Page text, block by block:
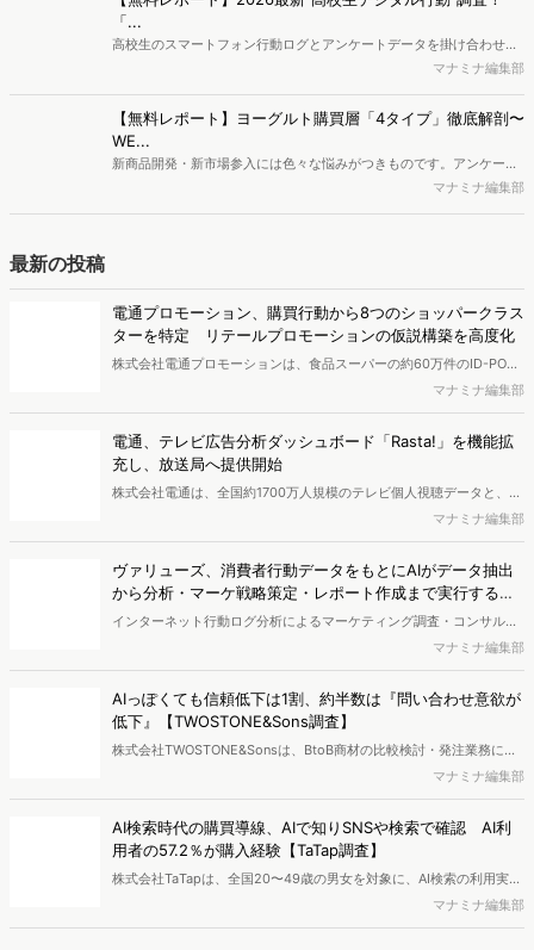
エンジン「Dockpit（ドックピット）」の新機能として、AIが市場分
析から仮説構築、レポート作成までを自律的にサポートする
「Dockpit AIエージェント」の提供を開始いたしました。
【無料レポート】シャンプー市場動向調査｜2025年を振り
返り！ 「高機能×中価格」へのシフト・次なるトレンドの
近年、消費者の髪や頭皮への興味関心が高まる中、シャンプーへの支
出額は増加傾向にあります。本レポートでは、独自のWeb行動ログデ
ータをもとに2025年のシャンプー市場を分析しました。その結果、
検討段階において、高い外部評価（口コミやベストコスメ受賞など）
と優れた機能性を両立した「中価格帯の新興ブランド」へ支持がシフ
トしている実態が明らかとなりました。また、長年の実績とステータ
新藤 英俊
直感を「勝てる戦略仮説」へ翻訳する。積水ハウス イノコ
ム流・理論×実践ツール活用法
積水ハウス イノベーション＆コミュニケーション株式会社の日ノ澤恵
リユース市場は拡大を続けており、不要になったモノの売却は身近な
どのような人なのでしょうか。今回は「買取」検索者の検索キーワー
ドや属性、興味関心を分析し、買取サービスを利用する消費者像を探
りました。
近年、コンビニ各社では価格据え置きで内容量を増やす「増量キャン
いお得感を訴求できる施策として、消費者からの関心も高まっている
ようです。一方で、増量キャンペーンは単なる節約ニーズだけでな
く、新商品や話題性への関心とも結びついている可能性があります。
本記事では、検索データや行動データをもとに、コンビニ各社の取り
組みと関心者の特徴を分析し、増量キャンペーンが支持される背景を
探ります。
独自の競合サイト分析やキーワード分析ができる、
Dockpi...
消費者ニーズが多様化する中、マーケティングの企画立案を進める上
で、競合分析や消費者分析の重要性がより高まっています。Web行動
ログ分析ツール「Dockpit（ドックピット）」では、消費者Web行動
データを活用し、Web上の消費者行動を起点とした競合サイト分析や
消費者分析が可能です。今回はDockpitならではの利便性の高い機能
マナミナ編集部
【無料レポート】AI時代の検索流入実態とは？成果につな
がる...
自然検索の数は減っていないが、「ゼロクリック検索」（検索はする
がページには流入しない）の割合が増加しているのが、AI時代の検索
制作するにはどうするべきなのでしょうか。本レポートはこのような
疑問をお抱えのSEO・Webマーケティングご担当者様におすすめの内
容となっています。※本レポートは記事のフォームから無料でダウン
マナミナ編集部
【無料レポート】2026最新"高校生デジタル行動"調査！
「...
高校生のスマートフォン行動ログとアンケートデータを掛け合わせ、
最新の若年層（高校生）におけるデジタル行動実態やSNSの利用傾向
に関する分析をおこないました。iPhone3GSの登場から十数年が経
ち、スマートフォンを取り巻く環境が成熟するなか、新興SNSの台頭
マナミナ編集部